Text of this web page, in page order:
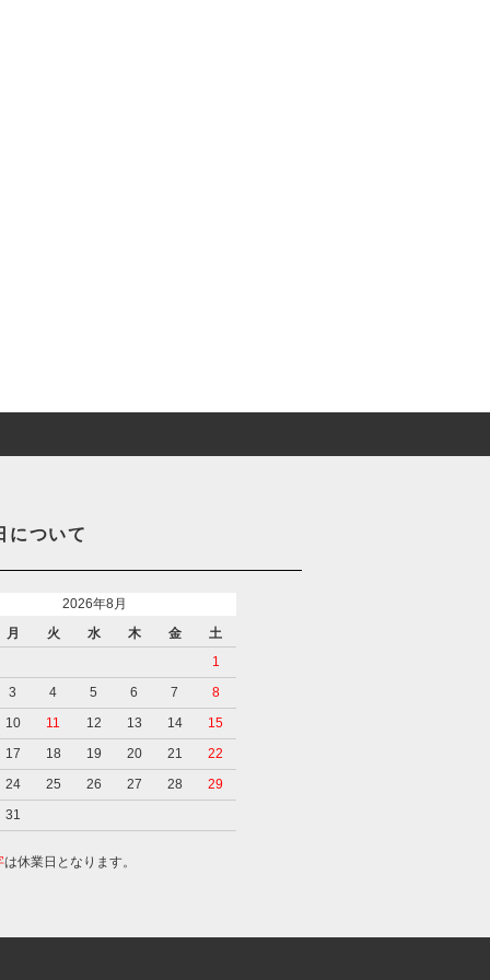
について
2026年8月
月 火 水 木 金
土
1
3 4 5 6 7
8
10 11 12 13 14
15
17 18 19 20 21
22
24 25 26 27 28
29
31
は休業日となります。